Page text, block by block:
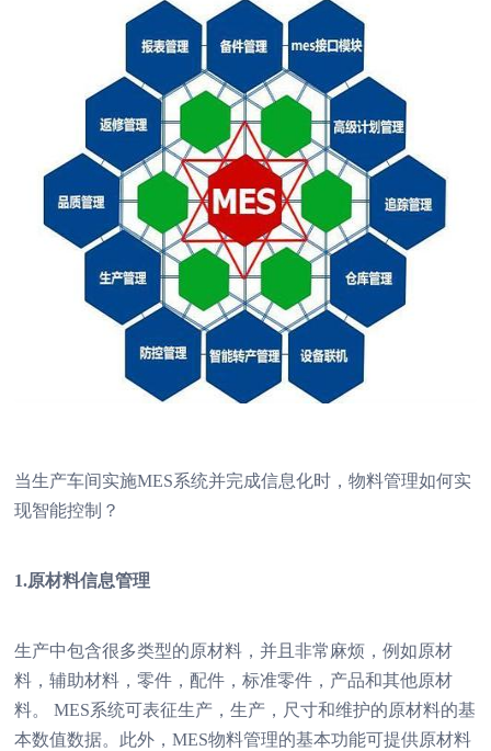
当生产车间实施MES系统并完成信息化时，物料管理如何实
现智能控制？
1.原材料信息管理
生产中包含很多类型的原材料，并且非常麻烦，例如原材
料，辅助材料，零件，配件，标准零件，产品和其他原材
料。 MES系统可表征生产，生产，尺寸和维护的原材料的基
本数值数据。此外，MES物料管理的基本功能可提供原材料